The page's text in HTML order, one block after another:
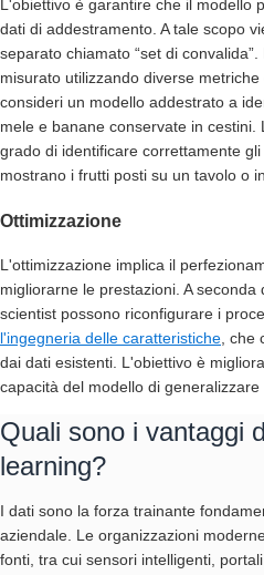
L'obiettivo è garantire che il modello
dati di addestramento. A tale scopo
separato chiamato “set di
misurato utilizzando diverse
consideri un modello addestrato a
mele e banane conservate in cestini.
grado di identificare correttamente
mostrano i frutti posti su un tavolo o
Ottimizzazione
L'ottimizzazione implica il
migliorarne le prestazioni. A seconda
scientist possono riconfigurare i
l'ingegneria delle caratteristiche ,
dai dati esistenti. L'obiettivo è
capacità del modello di generalizzare
Quali sono i vantaggi
learning?
I dati sono la forza trainante
aziendale. Le organizzazioni
fonti, tra cui sensori intelligenti,